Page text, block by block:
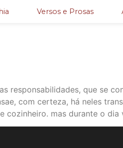
Versos e Prosas
responsabilidades, que se
com certeza, há neles
cozinheiro. mas durante o